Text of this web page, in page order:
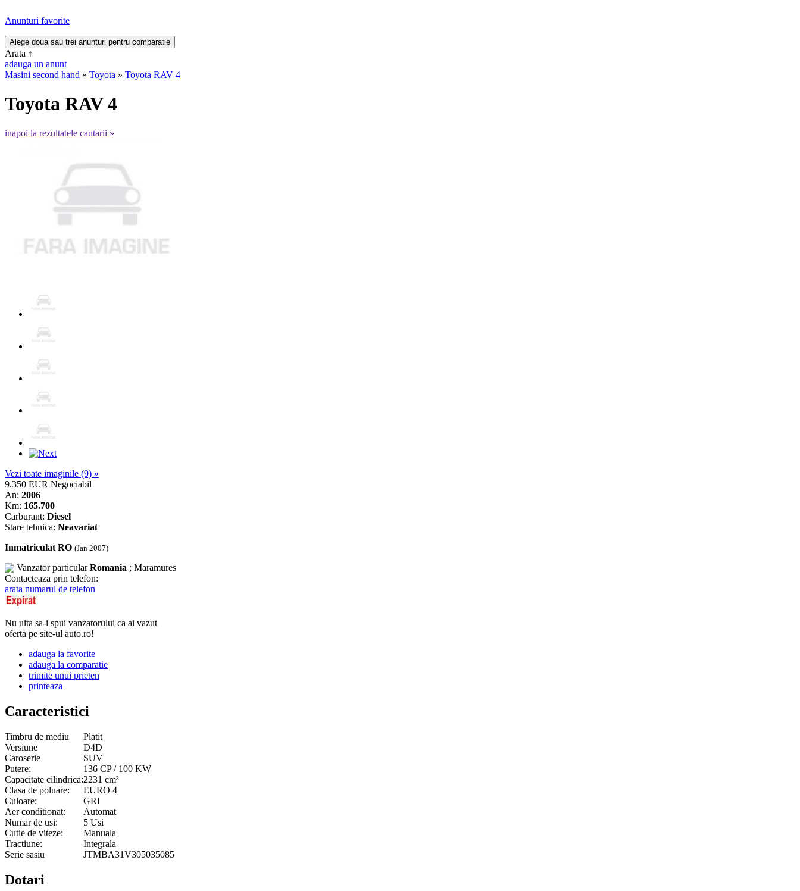
Anunturi favorite
Arata ↑
adauga un anunt
Masini second hand » Toyota » Toyota RAV 4
Toyota RAV 4
inapoi la rezultatele cautarii »
Vezi toate imaginile (9) »
9.350 EUR Negociabil
An: 2006
Km: 165.700
Carburant: Diesel
Stare tehnica: Neavariat
Inmatriculat RO (Jan 2007)
Vanzator particularRomania ; Maramures
Contacteaza prin telefon:
arata numarul de telefon
Nu uita sa-i spui vanzatorului ca ai vazut
oferta pe site-ul auto.ro!
adauga la favorite
adauga la comparatie
trimite unui prieten
printeaza
Caracteristici
Timbru de mediu
Platit
Versiune
D4D
Caroserie
SUV
Putere:
136 CP / 100 KW
Capacitate cilindrica:2231 cm³
Clasa de poluare:
EURO 4
Culoare:
GRI
Aer conditionat:
Automat
Numar de usi:
5 Usi
Cutie de viteze:
Manuala
Tractiune:
Integrala
Serie sasiu
JTMBA31V305035085
Dotari